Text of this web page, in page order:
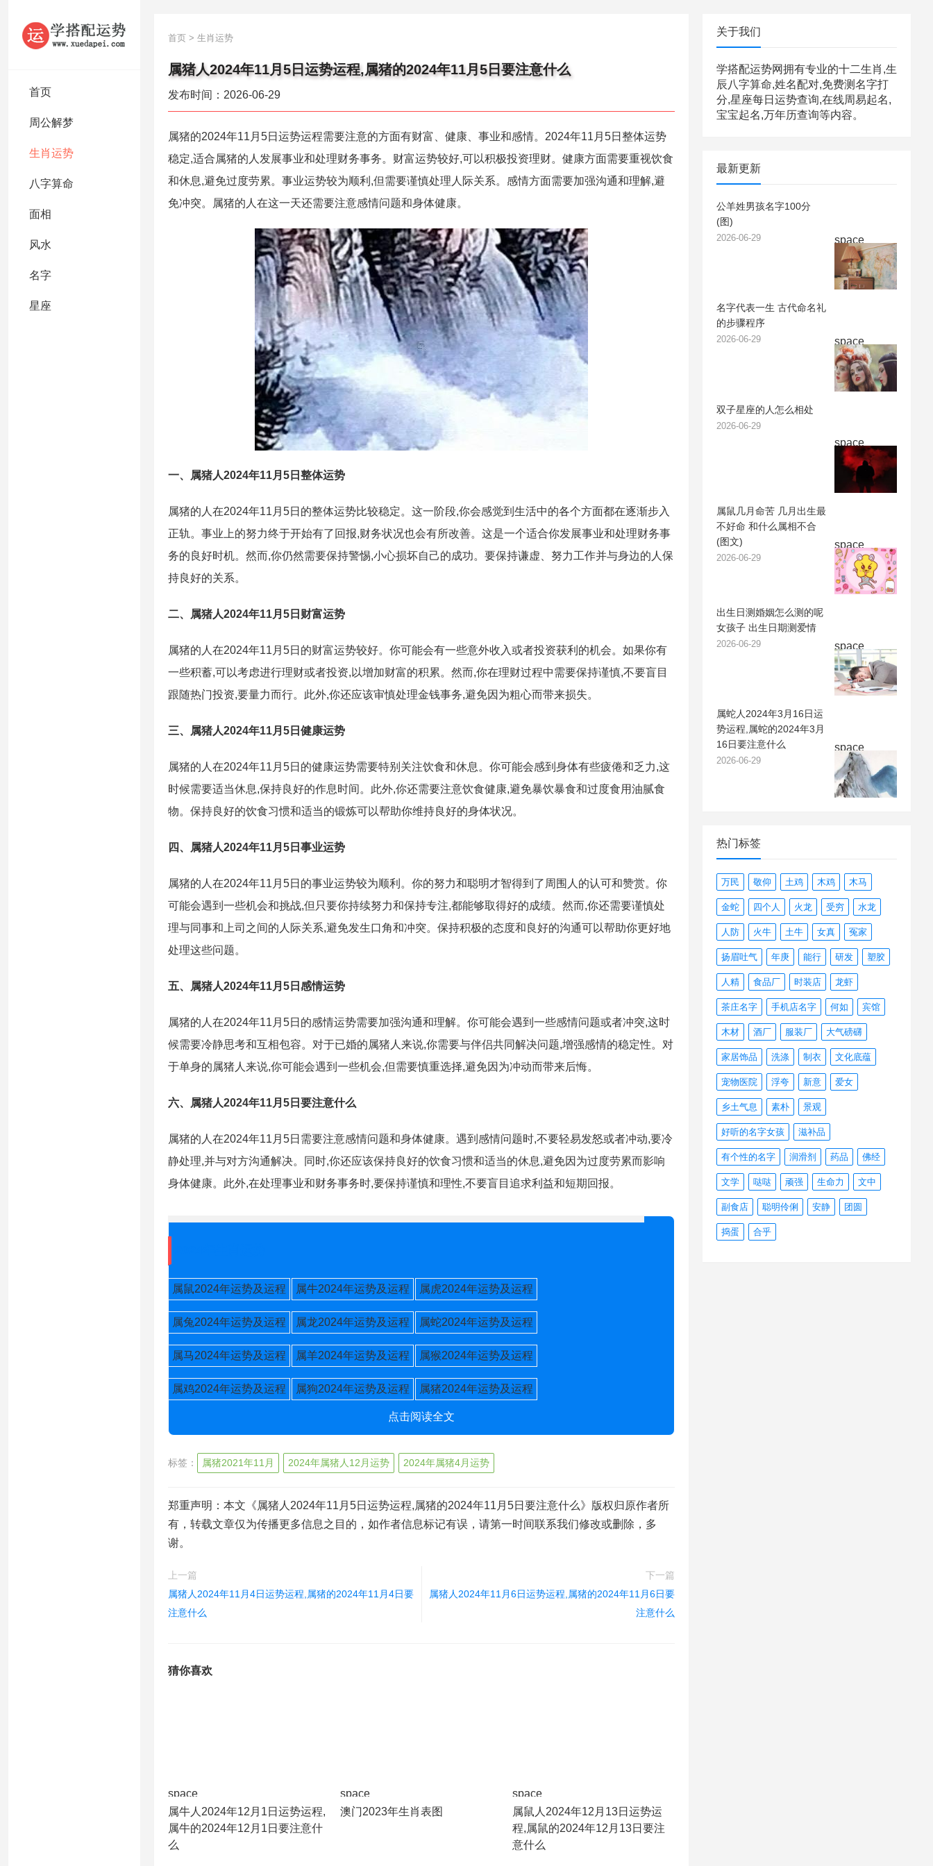
首页
周公解梦
生肖运势
八字算命
面相
风水
名字
星座
首页 > 生肖运势
属猪人2024年11月5日运势运程,属猪的2024年11月5日要注意什么
发布时间：2026-06-29
属猪的2024年11月5日运势运程需要注意的方面有财富、健康、事业和感情。2024年11月5日整体运势
稳定,适合属猪的人发展事业和处理财务事务。财富运势较好,可以积极投资理财。健康方面需要重视饮食
和休息,避免过度劳累。事业运势较为顺利,但需要谨慎处理人际关系。感情方面需要加强沟通和理解,避
免冲突。属猪的人在这一天还需要注意感情问题和身体健康。
一、属猪人2024年11月5日整体运势
属猪的人在2024年11月5日的整体运势比较稳定。这一阶段,你会感觉到生活中的各个方面都在逐渐步入
正轨。事业上的努力终于开始有了回报,财务状况也会有所改善。这是一个适合你发展事业和处理财务事
务的良好时机。然而,你仍然需要保持警惕,小心损坏自己的成功。要保持谦虚、努力工作并与身边的人保
持良好的关系。
二、属猪人2024年11月5日财富运势
属猪的人在2024年11月5日的财富运势较好。你可能会有一些意外收入或者投资获利的机会。如果你有
一些积蓄,可以考虑进行理财或者投资,以增加财富的积累。然而,你在理财过程中需要保持谨慎,不要盲目
跟随热门投资,要量力而行。此外,你还应该审慎处理金钱事务,避免因为粗心而带来损失。
三、属猪人2024年11月5日健康运势
属猪的人在2024年11月5日的健康运势需要特别关注饮食和休息。你可能会感到身体有些疲倦和乏力,这
时候需要适当休息,保持良好的作息时间。此外,你还需要注意饮食健康,避免暴饮暴食和过度食用油腻食
物。保持良好的饮食习惯和适当的锻炼可以帮助你维持良好的身体状况。
四、属猪人2024年11月5日事业运势
属猪的人在2024年11月5日的事业运势较为顺利。你的努力和聪明才智得到了周围人的认可和赞赏。你
可能会遇到一些机会和挑战,但只要你持续努力和保持专注,都能够取得好的成绩。然而,你还需要谨慎处
理与同事和上司之间的人际关系,避免发生口角和冲突。保持积极的态度和良好的沟通可以帮助你更好地
处理这些问题。
五、属猪人2024年11月5日感情运势
属猪的人在2024年11月5日的感情运势需要加强沟通和理解。你可能会遇到一些感情问题或者冲突,这时
候需要冷静思考和互相包容。对于已婚的属猪人来说,你需要与伴侣共同解决问题,增强感情的稳定性。对
于单身的属猪人来说,你可能会遇到一些机会,但需要慎重选择,避免因为冲动而带来后悔。
六、属猪人2024年11月5日要注意什么
属猪的人在2024年11月5日需要注意感情问题和身体健康。遇到感情问题时,不要轻易发怒或者冲动,要冷
静处理,并与对方沟通解决。同时,你还应该保持良好的饮食习惯和适当的休息,避免因为过度劳累而影响
身体健康。此外,在处理事业和财务事务时,要保持谨慎和理性,不要盲目追求利益和短期回报。
属鼠2024年运势及运程 属牛2024年运势及运程 属虎2024年运势及运程
属兔2024年运势及运程 属龙2024年运势及运程 属蛇2024年运势及运程
属马2024年运势及运程 属羊2024年运势及运程 属猴2024年运势及运程
属鸡2024年运势及运程 属狗2024年运势及运程 属猪2024年运势及运程
点击阅读全文
标签： 属猪2021年11月 2024年属猪人12月运势 2024年属猪4月运势
郑重声明：本文《属猪人2024年11月5日运势运程,属猪的2024年11月5日要注意什么》版权归原作者所
有，转载文章仅为传播更多信息之目的，如作者信息标记有误，请第一时间联系我们修改或删除，多
谢。
上一篇
属猪人2024年11月4日运势运程,属猪的2024年11月4日要
注意什么
下一篇
属猪人2024年11月6日运势运程,属猪的2024年11月6日要
注意什么
猜你喜欢
space
属牛人2024年12月1日运势运程,
属牛的2024年12月1日要注意什
么
space
澳门2023年生肖表图
space
属鼠人2024年12月13日运势运
程,属鼠的2024年12月13日要注
意什么
关于我们
学搭配运势网拥有专业的十二生肖,生
辰八字算命,姓名配对,免费测名字打
分,星座每日运势查询,在线周易起名,
宝宝起名,万年历查询等内容。
最新更新
space
公羊姓男孩名字100分
(图)
2026-06-29
space
名字代表一生 古代命名礼
的步骤程序
2026-06-29
space
双子星座的人怎么相处
2026-06-29
space
属鼠几月命苦 几月出生最
不好命 和什么属相不合
(图文)
2026-06-29
space
出生日测婚姻怎么测的呢
女孩子 出生日期测爱情
2026-06-29
space
属蛇人2024年3月16日运
势运程,属蛇的2024年3月
16日要注意什么
2026-06-29
热门标签
万民 敬仰 土鸡 木鸡 木马
金蛇 四个人 火龙 受穷 水龙
人防 火牛 土牛 女真 冤家
扬眉吐气 年庚 能行 研发 塑胶
人精 食品厂 时装店 龙虾
茶庄名字 手机店名字 何如 宾馆
木材 酒厂 服装厂 大气磅礴
家居饰品 洗涤 制衣 文化底蕴
宠物医院 浮夸 新意 爱女
乡土气息 素朴 景观
好听的名字女孩 滋补品
有个性的名字 润滑剂 药品 佛经
文学 哒哒 顽强 生命力 文中
副食店 聪明伶俐 安静 团圆
捣蛋 合乎